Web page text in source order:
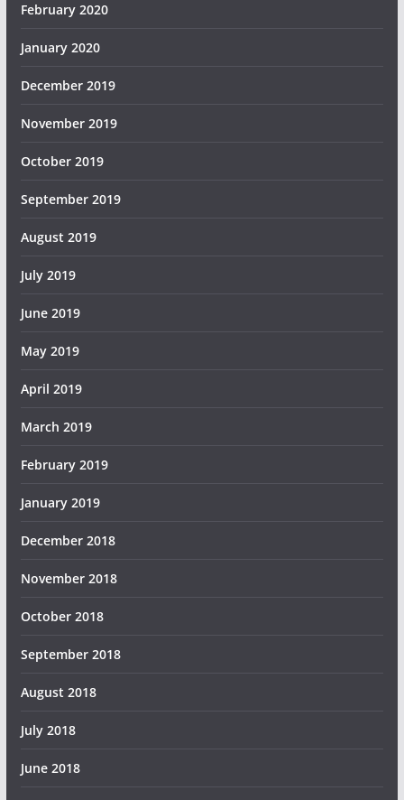
February 2020
January 2020
December 2019
November 2019
October 2019
September 2019
August 2019
July 2019
June 2019
May 2019
April 2019
March 2019
February 2019
January 2019
December 2018
November 2018
October 2018
September 2018
August 2018
July 2018
June 2018